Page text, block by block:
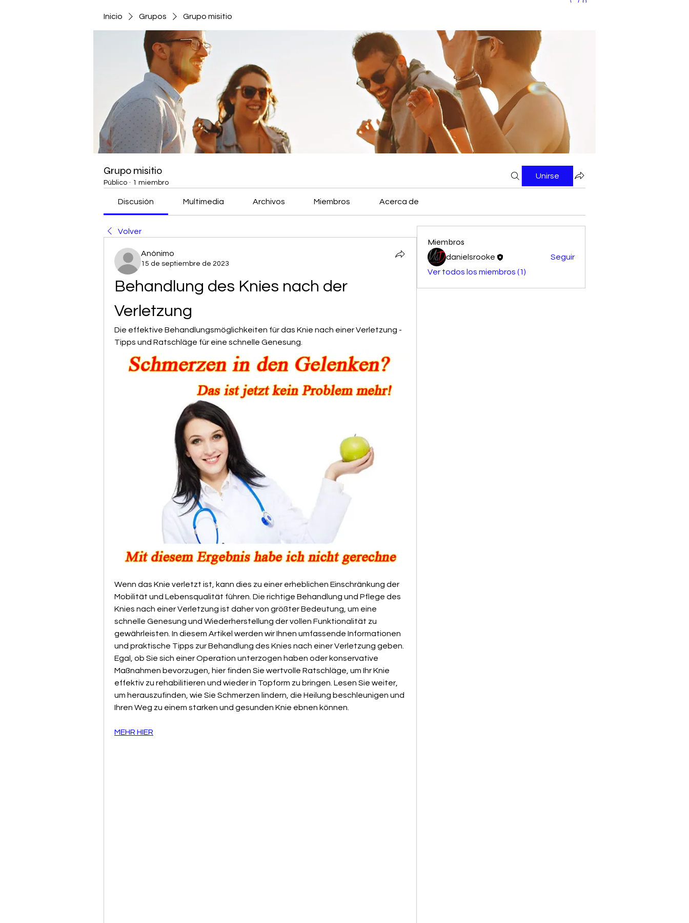
0
Inicio Grupos Grupo misitio
Grupo misitio
Público · 1 miembro
Unirse
Discusión Multimedia Archivos Miembros Acerca de
Volver
Anónimo
15 de septiembre de 2023
Behandlung des Knies nach der
Verletzung
Die effektive Behandlungsmöglichkeiten für das Knie nach einer Verletzung -
Tipps und Ratschläge für eine schnelle Genesung.
Wenn das Knie verletzt ist, kann dies zu einer erheblichen Einschränkung der
Mobilität und Lebensqualität führen. Die richtige Behandlung und Pflege des
Knies nach einer Verletzung ist daher von größter Bedeutung, um eine
schnelle Genesung und Wiederherstellung der vollen Funktionalität zu
gewährleisten. In diesem Artikel werden wir Ihnen umfassende Informationen
und praktische Tipps zur Behandlung des Knies nach einer Verletzung geben.
Egal, ob Sie sich einer Operation unterzogen haben oder konservative
Maßnahmen bevorzugen, hier finden Sie wertvolle Ratschläge, um Ihr Knie
effektiv zu rehabilitieren und wieder in Topform zu bringen. Lesen Sie weiter,
um herauszufinden, wie Sie Schmerzen lindern, die Heilung beschleunigen und
Ihren Weg zu einem starken und gesunden Knie ebnen können.
MEHR HIER
Miembros
danielsrooke
Seguir
Ver todos los miembros (1)